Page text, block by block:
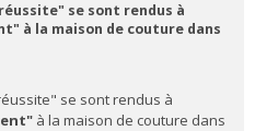
se sont rendus à
à la maison de couture dans
se sont rendus à
à la maison de couture dans